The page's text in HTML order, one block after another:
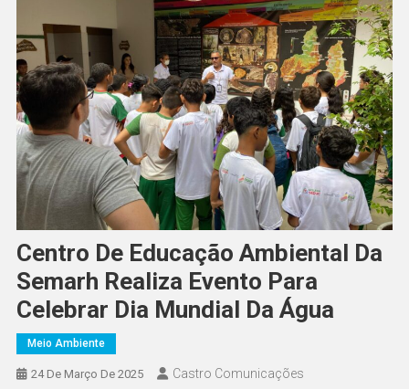
Centro De Educação Ambiental Da
Semarh Realiza Evento Para
Celebrar Dia Mundial Da Água
Meio Ambiente
24 De Março De 2025 Castro Comunicações